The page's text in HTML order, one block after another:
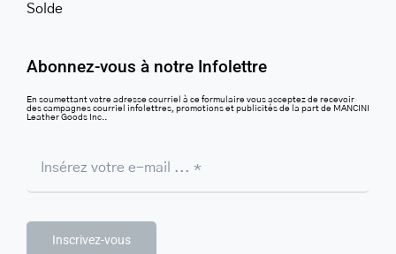
Solde
Abonnez-vous à notre Infolettre
En soumettant votre adresse courriel à ce formulaire vous acceptez de recevoir
des campagnes courriel infolettres, promotions et publicités de la part de MANCINI
Leather Goods Inc..
Inscrivez-vous